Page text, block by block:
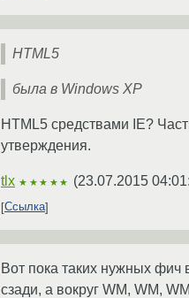
HTML5
была в Windows XP
HTML5 средствами IE?
утверждения.
tlx ★★★★★ (23.07.2015
Ссылка
Вот пока таких нужных фич
сзади, а вокруг WM, WM,